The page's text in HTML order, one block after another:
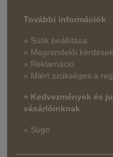
További információk
» Sütik beállítása
» Megrendelői kérdések
» Reklamáció
» Miért szükséges a
» Kedvezmények és
vásárlóinknak
» Súgó